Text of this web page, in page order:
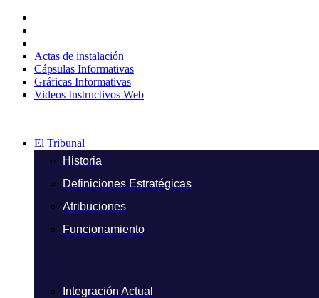
contenido
Actas de instalación
Cápsulas Informativas
Gráficas Informativas
Videos Instructivos Web
El Tribunal
Historia
Definiciones Estratégicas
Atribuciones
Funcionamiento
Integración Actual